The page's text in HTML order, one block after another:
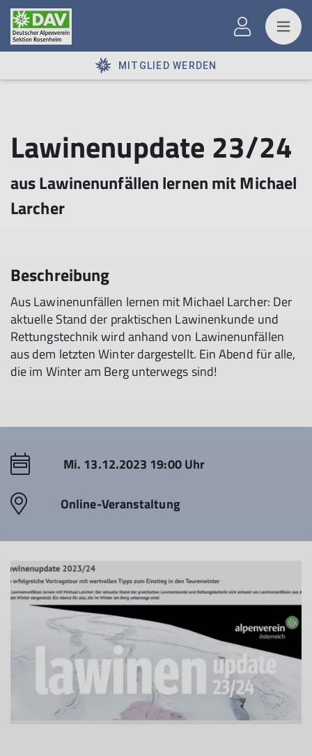
MITGLIED WERDEN
Lawinenupdate 23/24
aus Lawinenunfällen lernen mit Michael
Larcher
Beschreibung
Aus Lawinenunfällen lernen mit Michael Larcher: Der
aktuelle Stand der praktischen Lawinenkunde und
Rettungstechnik wird anhand von Lawinenunfällen
aus dem letzten Winter dargestellt. Ein Abend für alle,
die im Winter am Berg unterwegs sind!
Mi. 13.12.2023 19:00 Uhr
Online-Veranstaltung